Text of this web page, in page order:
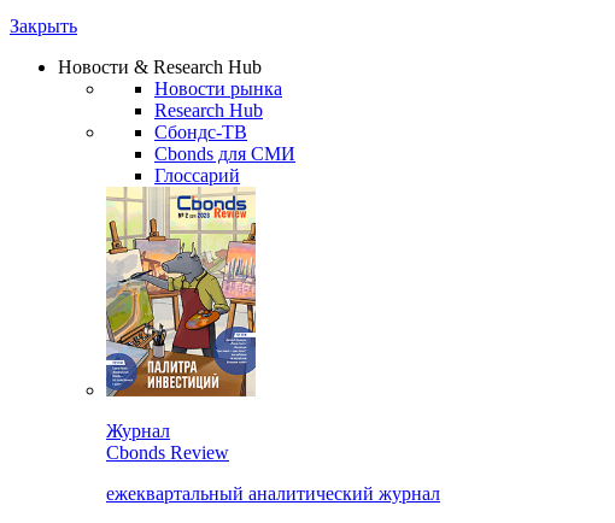
Закрыть
Новости & Research Hub
Новости рынка
Research Hub
Сбондс-ТВ
Cbonds для СМИ
Глоссарий
Журнал
Cbonds Review
ежеквартальный аналитический журнал